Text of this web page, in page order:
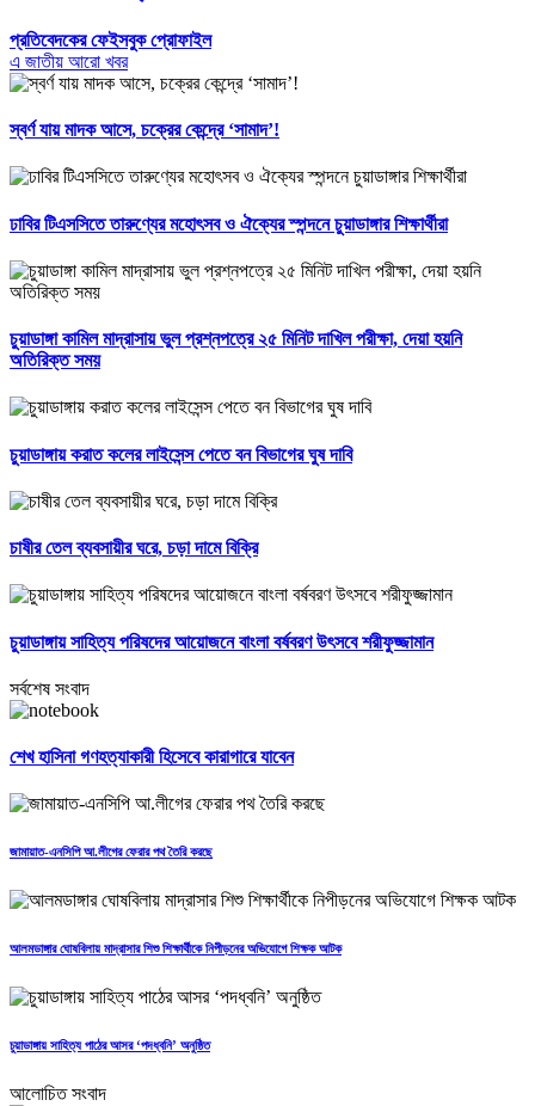
প্রতিবেদকের ফেইসবুক প্রোফাইল
এ জাতীয় আরো খবর
স্বর্ণ যায় মাদক আসে, চক্রের কেন্দ্রে ‘সামাদ’!
ঢাবির টিএসসিতে তারুণ্যের মহোৎসব ও ঐক্যের স্পন্দনে চুয়াডাঙ্গার শিক্ষার্থীরা
চুয়াডাঙ্গা কামিল মাদ্রাসায় ভুল প্রশ্নপত্রে ২৫ মিনিট দাখিল পরীক্ষা, দেয়া হয়নি
অতিরিক্ত সময়
চুয়াডাঙ্গায় করাত কলের লাইসেন্স পেতে বন বিভাগের ঘুষ দাবি
চাষীর তেল ব্যবসায়ীর ঘরে, চড়া দামে বিক্রি
চুয়াডাঙ্গায় সাহিত্য পরিষদের আয়োজনে বাংলা বর্ষবরণ উৎসবে শরীফুজ্জামান
সর্বশেষ সংবাদ
শেখ হাসিনা গণহত্যাকারী হিসেবে কারাগারে যাবেন
জামায়াত-এনসিপি আ.লীগের ফেরার পথ তৈরি করছে
আলমডাঙ্গার ঘোষবিলায় মাদ্রাসার শিশু শিক্ষার্থীকে নিপীড়নের অভিযোগে শিক্ষক আটক
চুয়াডাঙ্গায় সাহিত্য পাঠের আসর ‘পদধ্বনি’ অনুষ্ঠিত
আলোচিত সংবাদ